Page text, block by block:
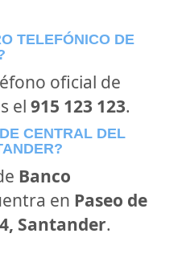
TELEFÓNICO DE
oficial de
el 915 123 123.
CENTRAL DEL
Banco
en Paseo de
Santander.